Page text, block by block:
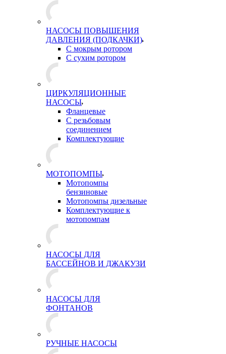
НАСОСЫ ПОВЫШЕНИЯ
ДАВЛЕНИЯ (ПОДКАЧКИ)
С мокрым ротором
С сухим ротором
ЦИРКУЛЯЦИОННЫЕ
НАСОСЫ
Фланцевые
С резьбовым
соединением
Комплектующие
МОТОПОМПЫ
Мотопомпы
бензиновые
Мотопомпы дизельные
Комплектующие к
мотопомпам
НАСОСЫ ДЛЯ
БАССЕЙНОВ И ДЖАКУЗИ
НАСОСЫ ДЛЯ
ФОНТАНОВ
РУЧНЫЕ НАСОСЫ